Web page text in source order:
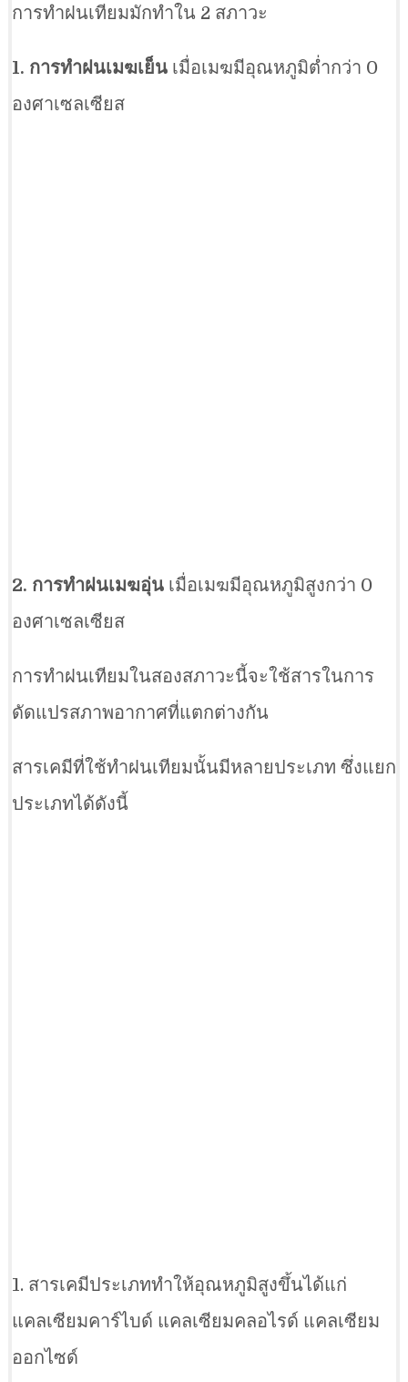
การทำฝนเทียมมักทำใน 2 สภาวะ
1. การทำฝนเมฆเย็น เมื่อเมฆมีอุณหภูมิต่ำกว่า 0
องศาเซลเซียส
2. การทำฝนเมฆอุ่น เมื่อเมฆมีอุณหภูมิสูงกว่า 0
องศาเซลเซียส
การทำฝนเทียมในสองสภาวะนี้จะใช้สารในการ
ดัดแปรสภาพอากาศที่แตกต่างกัน
สารเคมีที่ใช้ทำฝนเทียมนั้นมีหลายประเภท ซึ่งแยก
ประเภทได้ดังนี้
1. สารเคมีประเภททำให้อุณหภูมิสูงขึ้นได้แก่
แคลเซียมคาร์ไบด์ แคลเซียมคลอไรด์ แคลเซียม
ออกไซด์